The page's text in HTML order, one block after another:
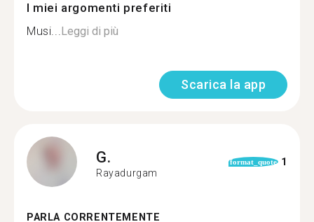
I miei argomenti preferiti
Musi...Leggi di più
Scarica la app
G.
Rayadurgam
format_quote 1
PARLA CORRENTEMENTE